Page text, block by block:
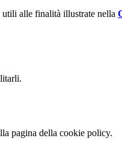
alle finalità illustrate nella
pagina della cookie policy.